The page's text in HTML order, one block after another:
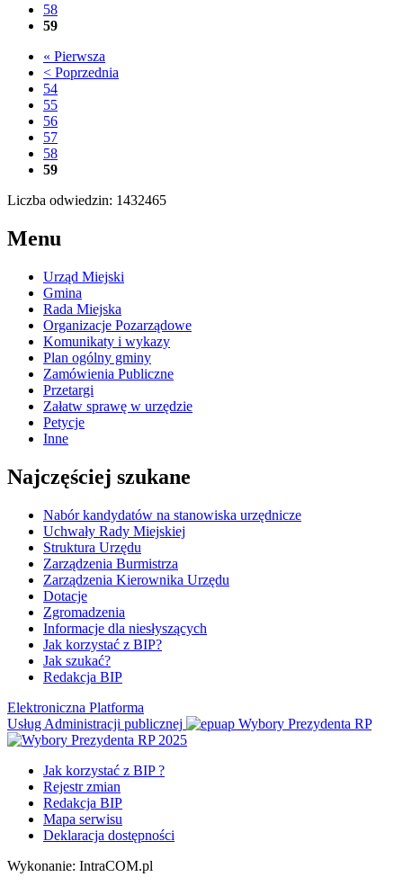
58
59
« Pierwsza
< Poprzednia
54
55
56
57
58
59
Liczba odwiedzin: 1432465
Menu
Urząd Miejski
Gmina
Rada Miejska
Organizacje Pozarządowe
Komunikaty i wykazy
Plan ogólny gminy
Zamówienia Publiczne
Przetargi
Załatw sprawę w urzędzie
Petycje
Inne
Najczęściej szukane
Nabór kandydatów na stanowiska urzędnicze
Uchwały Rady Miejskiej
Struktura Urzędu
Zarządzenia Burmistrza
Zarządzenia Kierownika Urzędu
Dotacje
Zgromadzenia
Informacje dla niesłyszących
Jak korzystać z BIP?
Jak szukać?
Redakcja BIP
Elektroniczna Platforma
Usług Administracji publicznej
Wybory Prezydenta RP
Jak korzystać z BIP ?
Rejestr zmian
Redakcja BIP
Mapa serwisu
Deklaracja dostępności
Wykonanie: IntraCOM.pl